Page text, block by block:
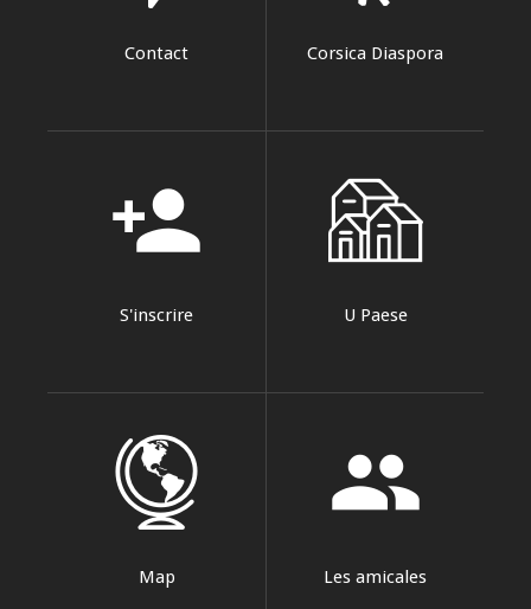
Contact Corsica Diaspora
person_add
S'inscrire U Paese
Map
group
Les amicales